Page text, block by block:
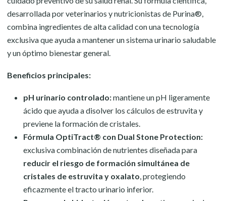
desarrollada por veterinarios y nutricionistas de Purina®,
combina ingredientes de alta calidad con una tecnología
exclusiva que ayuda a mantener un sistema urinario saludable
y un óptimo bienestar general.
Beneficios principales:
pH urinario controlado:mantiene un pH ligeramente
ácido que ayuda a disolver los cálculos de estruvita y
previene la formación de cristales.
Fórmula OptiTract® con Dual Stone Protection:
exclusiva combinación de nutrientes diseñada para
reducir el riesgo de formación simultánea de
cristales de estruvita y oxalato, protegiendo
eficazmente el tracto urinario inferior.